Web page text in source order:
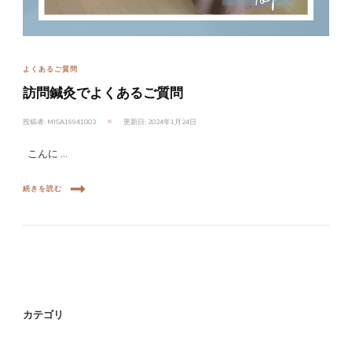
よくあるご質問
訪問鍼灸でよくあるご質問
投稿者: MISA19941003 更新日: 2024年1月24日
こんに …
続きを読む
カテゴリ